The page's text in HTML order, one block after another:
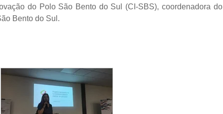
do Polo São Bento do Sul (CI-SBS), coordenadora do
Bento do Sul.